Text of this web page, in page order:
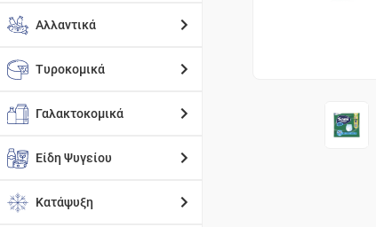
Αλλαντικά
Τυροκομικά
Γαλακτοκομικά
Είδη Ψυγείου
Κατάψυξη